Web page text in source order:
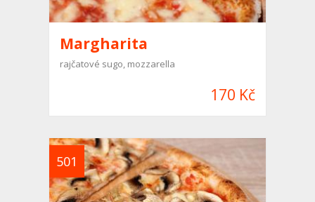
Margharita
rajčatové sugo, mozzarella
170 Kč
501